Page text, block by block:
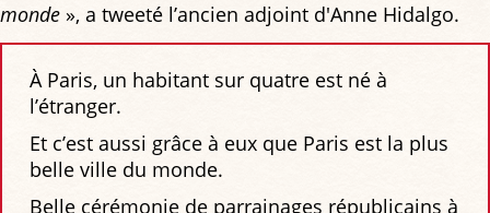
monde », a tweeté l’ancien adjoint d'Anne Hidalgo.
À Paris, un habitant sur quatre est né à
l’étranger.
Et c’est aussi grâce à eux que Paris est la plus
belle ville du monde.
Belle cérémonie de parrainages républicains à